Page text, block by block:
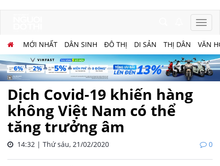
MỚI NHẤT DÂN SINH ĐÔ THỊ DI SẢN THỊ DÂN VĂN
Dịch Covid-19 khiến hàng
không Việt Nam có thể
tăng trưởng âm
14:32 | Thứ sáu, 21/02/2020 0